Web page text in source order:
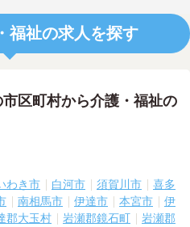
福祉の求人を探す
区町村から介護・福祉の
わき市 白河市 須賀川市
喜多
南相馬市 伊達市 本宮市
伊
郡大玉村 岩瀬郡鏡石町
岩瀬郡